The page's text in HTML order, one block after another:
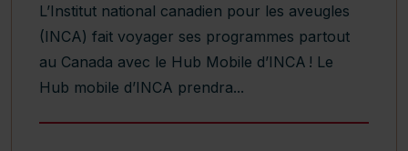
L’Institut national canadien pour les aveugles
(INCA) fait voyager ses programmes partout
au Canada avec le Hub Mobile d’INCA ! Le
Hub mobile d’INCA prendra...